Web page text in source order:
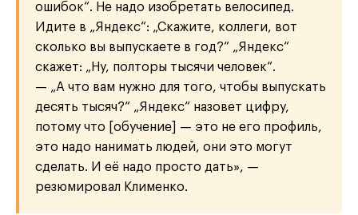
ошибок“. Не надо изобретать велосипед.
Идите в „Яндекс“: „Скажите, коллеги, вот
сколько вы выпускаете в год?“ „Яндекс“
скажет: „Ну, полторы тысячи человек“.
— „А что вам нужно для того, чтобы выпускать
десять тысяч?“ „Яндекс“ назовет цифру,
потому что [обучение] — это не его профиль,
это надо нанимать людей, они это могут
сделать. И её надо просто дать», —
резюмировал Клименко.